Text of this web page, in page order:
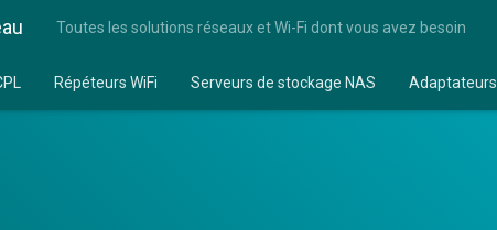
Toutes les solutions réseaux et Wi-Fi dont vous avez besoin
Répéteurs WiFi Serveurs de stockage NAS Adaptateurs